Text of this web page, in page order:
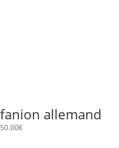
fanion allemand
50.00€